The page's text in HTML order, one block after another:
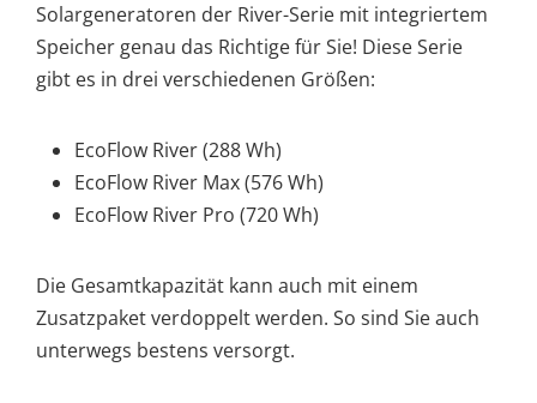
Solargeneratoren der River-Serie mit integriertem
Speicher genau das Richtige für Sie! Diese Serie
gibt es in drei verschiedenen Größen:
EcoFlow River (288 Wh)
EcoFlow River Max (576 Wh)
EcoFlow River Pro (720 Wh)
Die Gesamtkapazität kann auch mit einem
Zusatzpaket verdoppelt werden. So sind Sie auch
unterwegs bestens versorgt.